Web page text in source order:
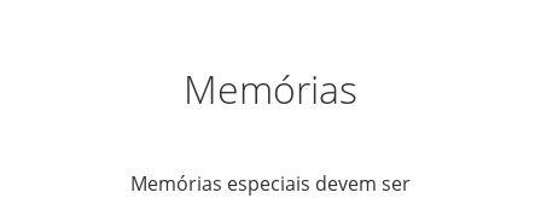
Memórias
Memórias especiais devem ser